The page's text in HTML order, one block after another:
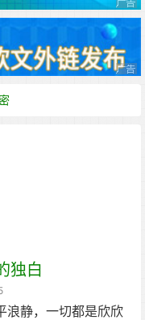
独白
浪静，一切都是欣欣